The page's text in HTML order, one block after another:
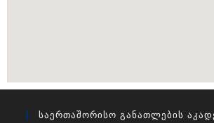
Საერთაშორისო Განათლების